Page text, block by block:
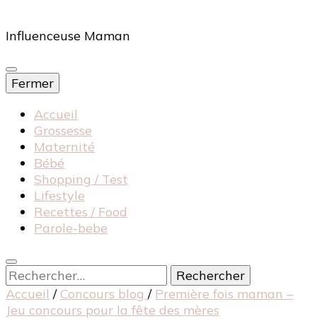
Influenceuse Maman
Fermer
Accueil
Grossesse
Maternité
Bébé
Shopping / Test
Lifestyle
Recettes / Food
Parole-bebe
Rechercher :
Accueil / Concours blog / Première fois maman –
Jeu concours pour la fête des mères